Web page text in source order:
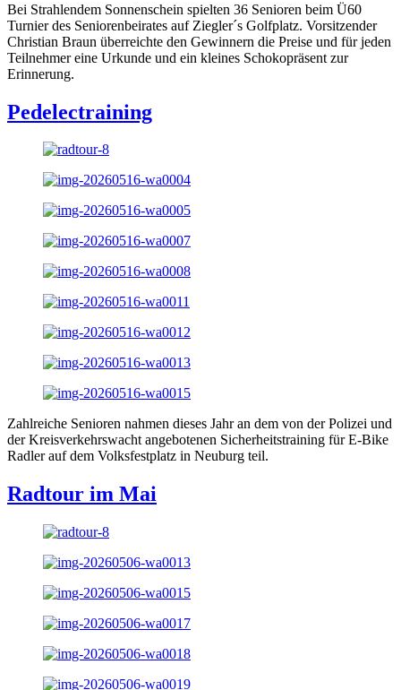
Bei Strahlendem Sonnenschein spielten 36 Senioren beim Ü60
Turnier des Seniorenbeirates auf Ziegler´s Golfplatz. Vorsitzender
Christian Braun überreichte den Gewinnern die Preise und für jeden
Teilnehmer eine Urkunde und ein kleines Schokopräsent zur
Erinnerung.
Pedelectraining
Zahlreiche Senioren nahmen dieses Jahr an dem von der Polizei und
der Kreisverkehrswacht angebotenen Sicherheitstraining für E-Bike
Radler auf dem Volksfestplatz in Neuburg teil.
Radtour im Mai